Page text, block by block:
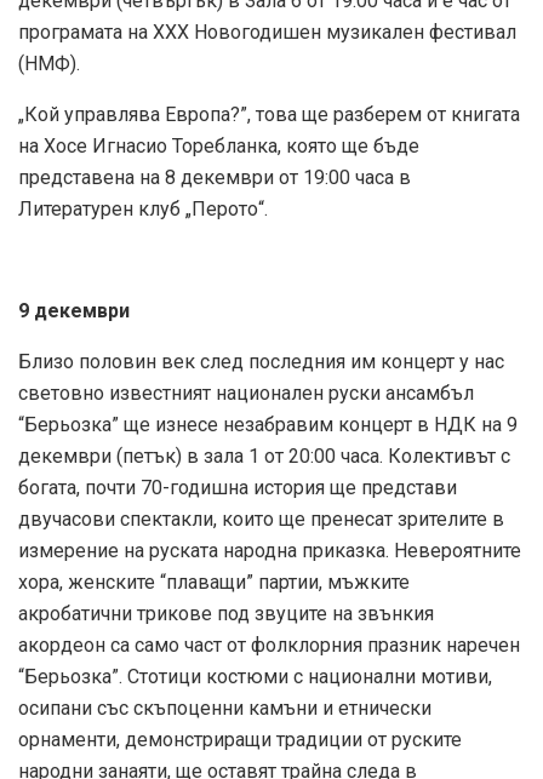
програмата на ХХХ Новогодишен музикален фестивал
(НМФ).
„Кой управлява Европа?”, това ще разберем от книгата
на Хосе Игнасио Торебланка, която ще бъде
представена на 8 декември от 19:00 часа в
Литературен клуб „Перото“.
9 декември
Близо половин век след последния им концерт у нас
световно известният национален руски ансамбъл
“Берьозка” ще изнесе незабравим концерт в НДК на 9
декември (петък) в зала 1 от 20:00 часа. Колективът с
богата, почти 70-годишна история ще представи
двучасови спектакли, които ще пренесат зрителите в
измерение на руската народна приказка. Невероятните
хора, женските “плаващи” партии, мъжките
акробатични трикове под звуците на звънкия
акордеон са само част от фолклорния празник наречен
“Берьозка”. Стотици костюми с национални мотиви,
осипани със скъпоценни камъни и етнически
орнаменти, демонстриращи традиции от руските
народни занаяти, ще оставят трайна следа в